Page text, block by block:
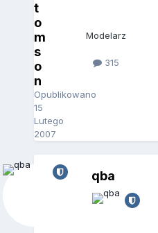
t
o
m
s
o
n
Opublikowano
15
Lutego
2007
Modelarz
315
qba